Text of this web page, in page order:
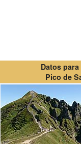
Datos
Pico de